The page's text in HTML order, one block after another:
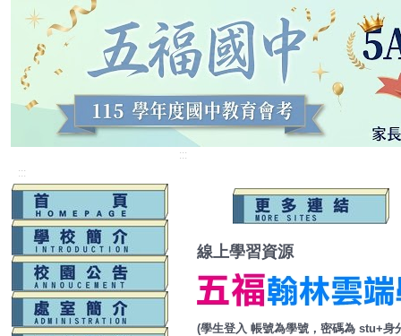
:::
:::
線上學習資源
(學生登入 帳號為學號，密碼為 stu+身